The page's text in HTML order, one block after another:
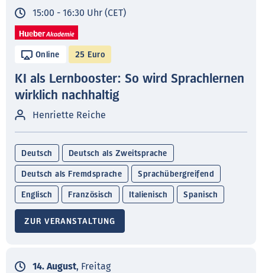
15:00 - 16:30 Uhr (CET)
Online 25 Euro
KI als Lernbooster: So wird Sprachlernen
wirklich nachhaltig
Henriette Reiche
Deutsch Deutsch als Zweitsprache
Deutsch als Fremdsprache Sprachübergreifend
Englisch Französisch Italienisch Spanisch
ZUR VERANSTALTUNG
14. August, Freitag